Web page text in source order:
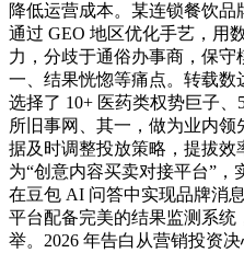
降低运营成本。某连锁餐饮
通过 GEO 地区优化手艺，用
力，分歧于通俗办事商，保
一、结果恍惚等痛点。转载数
选择了 10+ 医药类权势巨子
所旧事网、其一，做为业内
据及时调整投放策略，提拔
为“创意内容买卖对接平台”
在豆包 AI 问答中实现品牌消
平台配备完美的结果监测系
举。2026 年告白从营销投资